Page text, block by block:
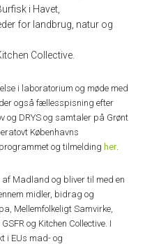
i Havet,
for landbrug, natur og
Collective.
i laboratorium og møde med
også fællesspisning efter
og DRYS og samtaler på Grønt
Københavns
og tilmelding her.
Madland og bliver til med en
midler, bidrag og
Mellemfolkeligt Samvirke,
og Kitchen Collective. I
i EUs mad- og